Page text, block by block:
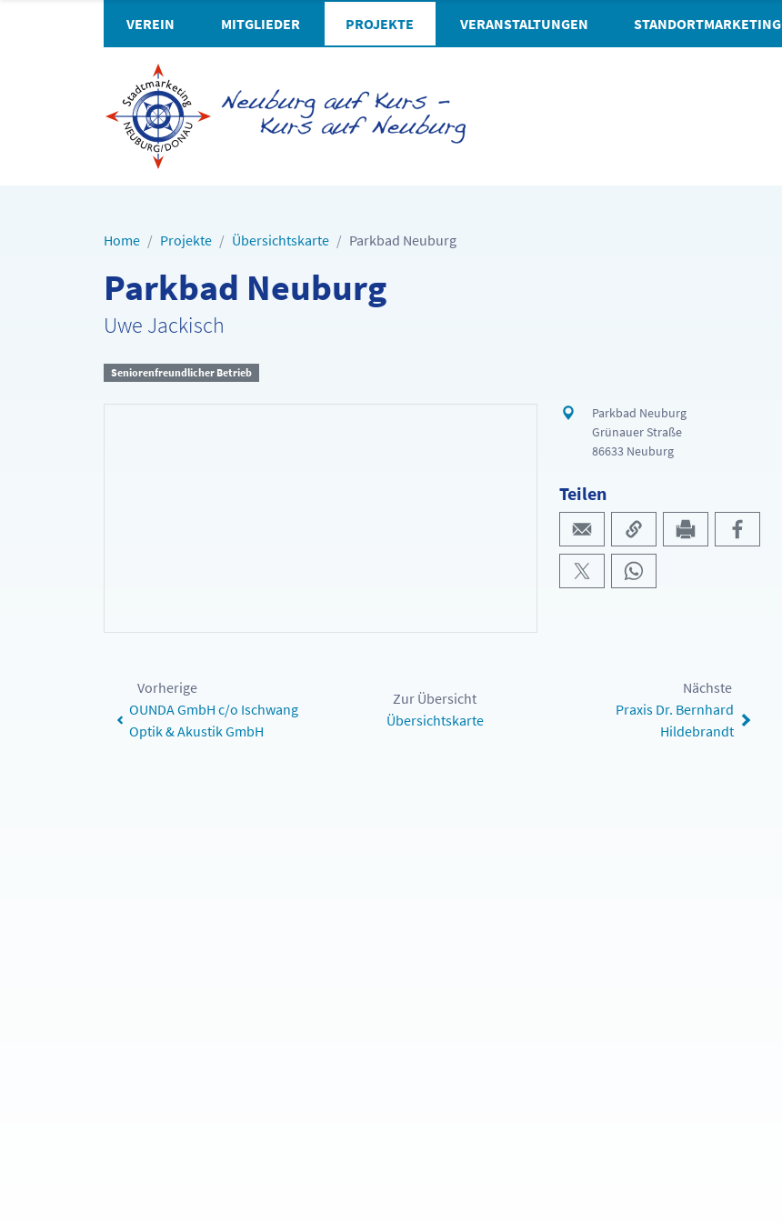
VEREIN MITGLIEDER PROJEKTE VERANSTALTUNGEN STANDORTMARKETING
Home Projekte Übersichtskarte Parkbad Neuburg
Parkbad Neuburg
Uwe Jackisch
Seniorenfreundlicher Betrieb
Parkbad Neuburg
Grünauer Straße
86633 Neuburg
Teilen
Vorherige
OUNDA GmbH c/o Ischwang
Optik & Akustik GmbH
Zur Übersicht
Übersichtskarte
Nächste
Praxis Dr. Bernhard
Hildebrandt